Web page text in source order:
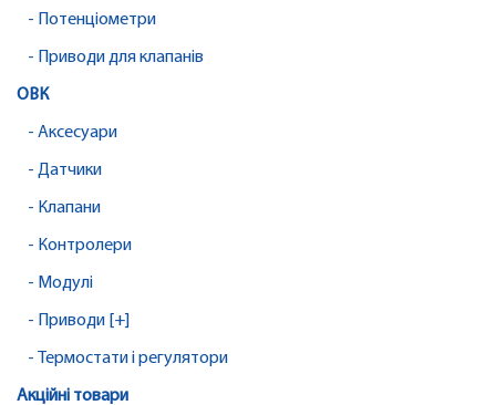
- Потенціометри
- Приводи для клапанів
ОВК
- Аксесуари
- Датчики
- Клапани
- Контролери
- Модулі
- Приводи [+]
- Термостати і регулятори
Акційні товари